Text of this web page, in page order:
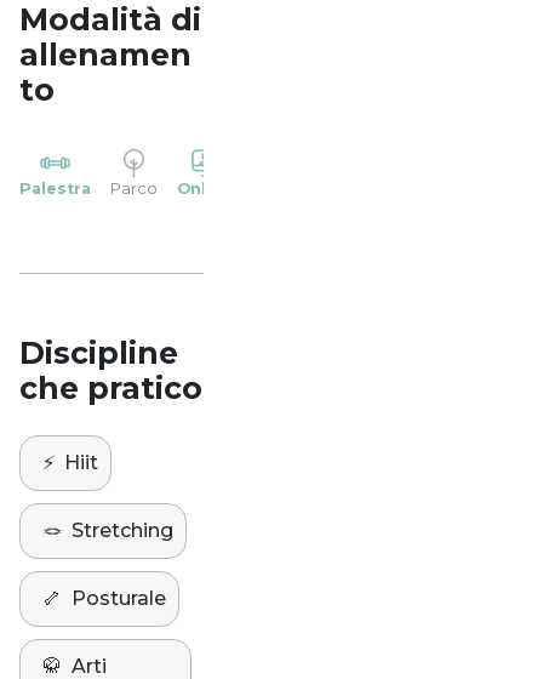
Modalità di
allenamen
to
Palestra Parco Online
Discipline
che pratico
⚡️ Hiit
🪢 Stretching
🦴 Posturale
🥋 Arti